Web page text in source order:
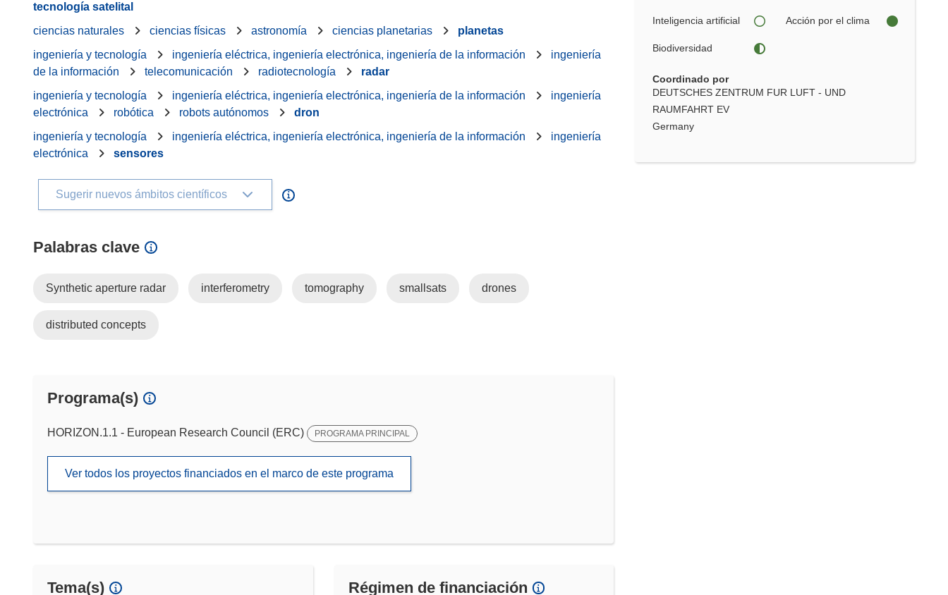
Inteligencia artificial Acción por el clima
Biodiversidad
Coordinado por
DEUTSCHES ZENTRUM FUR LUFT - UND
RAUMFAHRT EV
Germany
tecnología satelital
ciencias naturales
ciencias físicas astronomía ciencias planetarias
planetas
ingeniería y tecnología
ingeniería eléctrica, ingeniería electrónica, ingeniería de la información
ingeniería
de la información
telecomunicación radiotecnología
radar
ingeniería y tecnología
ingeniería eléctrica, ingeniería electrónica, ingeniería de la información
ingeniería
electrónica
robótica robots autónomos
dron
ingeniería y tecnología
ingeniería eléctrica, ingeniería electrónica, ingeniería de la información
ingeniería
electrónica
sensores
Sugerir nuevos ámbitos científicos
Palabras clave
Synthetic aperture radar interferometry tomography smallsats drones
distributed concepts
Programa(s)
HORIZON.1.1 - European Research Council (ERC) PROGRAMA PRINCIPAL
Ver todos los proyectos financiados en el marco de este programa
Tema(s) Régimen de financiación